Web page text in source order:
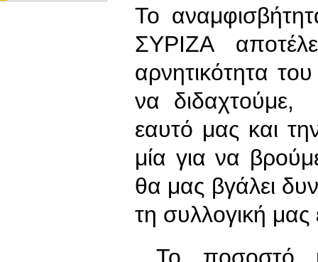
Το
ΣΥΡΙΖΑ
αρνητικότητα
να διδαχτούμε,
εαυτό μας και
μία για να
θα μας βγάλει
τη συλλογική μας
Το ποσοστό